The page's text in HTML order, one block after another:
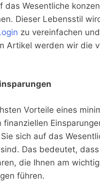
das Wesentliche
Dieser Lebensstil
zu vereinfachen
Artikel werden wir die
Vorteile eines
sich auf das
Das bedeutet,
die Ihnen am
führen.